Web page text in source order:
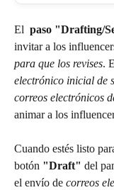
El paso "Drafting/
invitar a los
para que los revises.
electrónico inicial de
correos electrónicos
animar a los
Cuando estés listo
botón "Draft" del
el envío de correos